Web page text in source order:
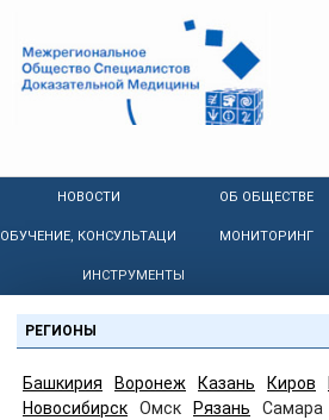
НОВОСТИ ОБ ОБЩЕСТВЕ
ОБУЧЕНИЕ, КОНСУЛЬТАЦИИ МОНИТОРИНГ
ИНСТРУМЕНТЫ
РЕГИОНЫ
Башкирия Воронеж Казань Киров
Новосибирск
Омск Рязань Самара